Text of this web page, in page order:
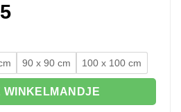
90 x 90 cm 100 x 100 cm
WINKELMANDJE